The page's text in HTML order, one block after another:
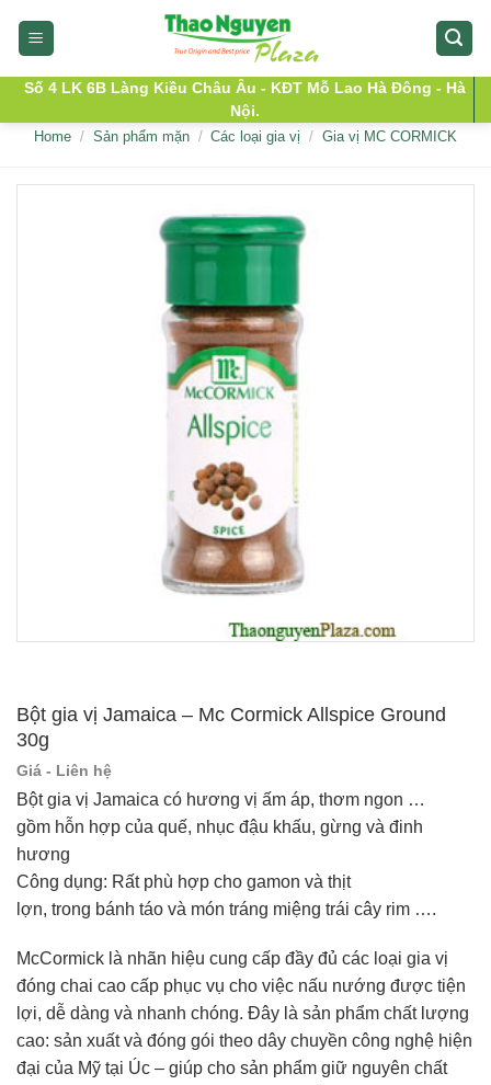
Số 4 LK 6B Làng Kiều Châu Âu - KĐT Mỗ Lao Hà Đông - Hà
Nội.
Home / Sản phẩm mặn / Các loại gia vị / Gia vị MC CORMICK
Bột gia vị Jamaica – Mc Cormick Allspice Ground
30g
Giá - Liên hệ
Bột gia vị Jamaica có hương vị ấm áp, thơm ngon …
gồm hỗn hợp của quế, nhục đậu khấu, gừng và đinh
hương
Công dụng: Rất phù hợp cho gamon và thịt
lợn, trong bánh táo và món tráng miệng trái cây rim ….
McCormick là nhãn hiệu cung cấp đầy đủ các loại gia vị
đóng chai cao cấp phục vụ cho việc nấu nướng được tiện
lợi, dễ dàng và nhanh chóng. Đây là sản phẩm chất lượng
cao: sản xuất và đóng gói theo dây chuyền công nghệ hiện
đại của Mỹ tại Úc – giúp cho sản phẩm giữ nguyên chất